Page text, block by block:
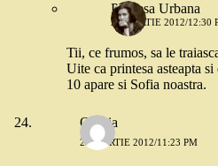
Printesa Urbana
24 MARTIE 2012/12:30
Tii, ce frumos, sa le
Uite ca printesa asteapta
10 apare si Sofia noastra.
Omnia
23 MARTIE 2012/11:23 PM